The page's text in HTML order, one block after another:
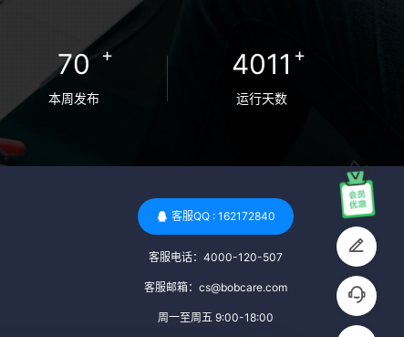
者，并且未使用可能影响卵子质量的药物，
如某些精神药物和避孕植入物。 学历与心理
标准 学历要求：部分卵子库对捐赠者的学历
库可能更倾向于选择受过高等教育的女性作
遇到的问题以及未来与受卵者的关系。这有
助于确保捐赠者在捐赠过程中保持积极的心
态，并理解其捐赠行为的意义。 其他标准 责
尊重预约和时间表。这有助于确保捐赠周期
70 +
本周发布
4011 +
运行天数
客服QQ : 162172840
客服电话：4000-120-507
客服邮箱：cs@bobcare.com
周一至周五 9:00-18:00